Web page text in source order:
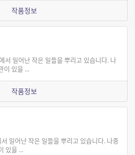
작품정보
서 일어난 작은 일들을 뿌리고 있습니다. 나
이 있을 ...
작품정보
일어난 작은 일들을 뿌리고 있습니다. 나중
있을 ...